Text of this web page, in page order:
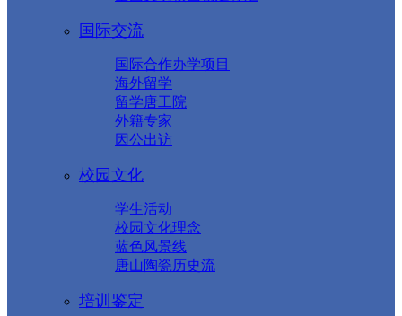
国际交流
国际合作办学项目
海外留学
留学唐工院
外籍专家
因公出访
校园文化
学生活动
校园文化理念
蓝色风景线
唐山陶瓷历史流
培训鉴定